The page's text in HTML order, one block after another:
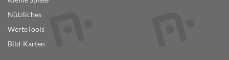
Nützliches
WerteTools
Bild-Karten